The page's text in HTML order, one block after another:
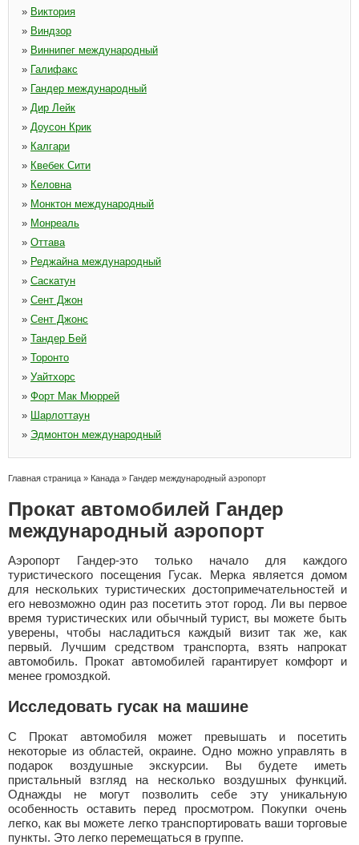
» Виктория
» Виндзор
» Виннипег международный
» Галифакс
» Гандер международный
» Дир Лейк
» Доусон Крик
» Калгари
» Квебек Сити
» Келовна
» Монктон международный
» Монреаль
» Оттава
» Реджайна международный
» Саскатун
» Сент Джон
» Сент Джонс
» Тандер Бей
» Торонто
» Уайтхорс
» Форт Мак Мюррей
» Шарлоттаун
» Эдмонтон международный
Главная страница » Канада » Гандер международный аэропорт
Прокат автомобилей Гандер
международный аэропорт
Аэропорт Гандер-это только начало для каждого
туристического посещения Гусак. Мерка является домом
для нескольких туристических достопримечательностей и
его невозможно один раз посетить этот город. Ли вы первое
время туристических или обычный турист, вы можете быть
уверены, чтобы насладиться каждый визит так же, как
первый. Лучшим средством транспорта, взять напрокат
автомобиль. Прокат автомобилей гарантирует комфорт и
менее громоздкой.
Исследовать гусак на машине
С Прокат автомобиля может превышать и посетить
некоторые из областей, окраине. Одно можно управлять в
подарок воздушные экскурсии. Вы будете иметь
пристальный взгляд на несколько воздушных функций.
Однажды не могут позволить себе эту уникальную
особенность оставить перед просмотром. Покупки очень
легко, как вы можете легко транспортировать ваши торговые
пункты. Это легко перемещаться в группе.